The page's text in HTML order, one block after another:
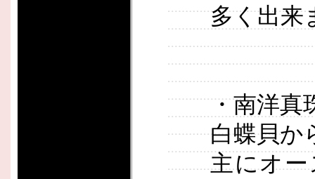
多く出来
・南洋真
白蝶貝か
主にオ